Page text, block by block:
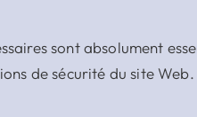
sont absolument
de sécurité du site